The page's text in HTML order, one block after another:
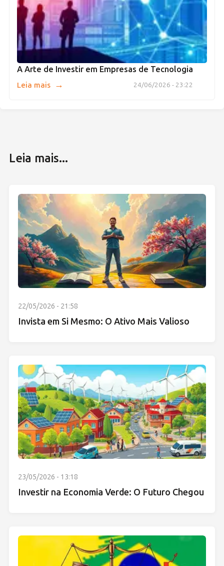
A Arte de Investir em Empresas de Tecnologia
24/06/2026 - 23:22
Leia mais →
Leia mais...
22/05/2026 - 21:58
Invista em Si Mesmo: O Ativo Mais Valioso
23/05/2026 - 13:18
Investir na Economia Verde: O Futuro Chegou